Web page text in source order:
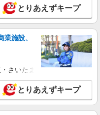
カルケア事業部/名古屋オフ
の介護スタッフ
円 ★週払いOK（規定あ
験・能力による
好きな勤務地をお選び下さ
詳細を見る
とりあえずキープ
施設、
さいたま市岩槻区・久喜市・
とりあえずキープ